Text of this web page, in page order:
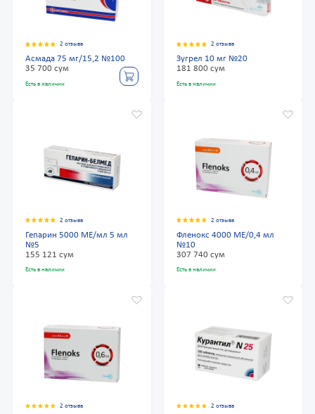
2 отзыва
Асмада 75 мг/15,2 №100
35 700 сум
Есть в наличии
2 отзыва
Зугрел 10 мг №20
181 800 сум
Есть в наличии
2 отзыва
Гепарин 5000 МЕ/мл 5 мл
№5
155 121 сум
Есть в наличии
2 отзыва
Фленокс 4000 МЕ/0,4 мл
№10
307 740 сум
Есть в наличии
2 отзыва 2 отзыва